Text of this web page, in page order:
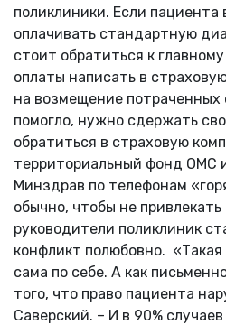
поликлиники. Если
оплачивать стандартную
стоит обратиться к
оплаты написать в
на возмещение потраченных
помогло, нужно сдержать
обратиться в страховую
территориальный фонд ОМС
Минздрав по телефонам
обычно, чтобы не
руководители поликлиник
конфликт полюбовно.
сама по себе. А как
того, что право пациента
Саверский. – И в 90%